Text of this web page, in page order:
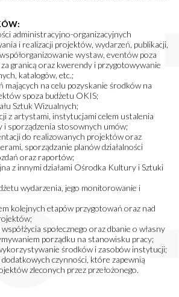
administracyjno-organizacyjnych
i realizacji projektów, wydarzeń, publikacji,
wystaw, eventów poza
granicą oraz kwerendy i przygotowywanie
katalogów, etc.;
mających na celu pozyskanie środków na
spoza budżetu OKIS;
Sztuk Wizualnych;
z artystami, instytucjami celem ustalenia
i sporządzenia stosownych umów;
do realizowanych projektów oraz
sporządzanie planów działalności
oraz raportów;
z innymi działami Ośrodka Kultury i Sztuki
wydarzenia, jego monitorowanie i
kolejnych etapów przygotowań oraz nad
społecznego oraz dbanie o własny
porządku na stanowisku pracy;
środków i zasobów instytucji;
czynności, które zapewnią
zleconych przez przełożonego.